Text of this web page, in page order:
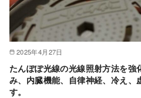
2025年4月27日
たんぽぽ光線の光線照射方法を強
み、内臓機能、自律神経、冷え、
す。